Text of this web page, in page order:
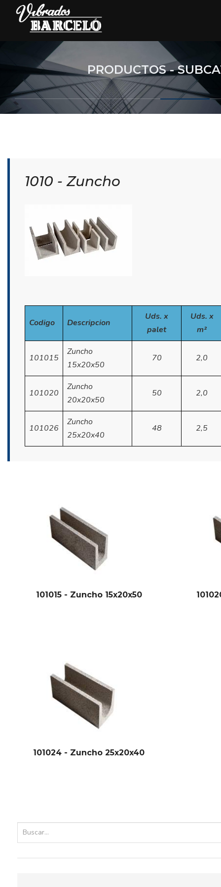
PRODUCTOS -
1010 - Zuncho
Codigo Descripcion
Uds. x
palet
Uds. x
m²
101015
Zuncho
15x20x50
70 2,0
101020
Zuncho
20x20x50
50 2,0
101026
Zuncho
25x20x40
48 2,5
101015 - Zuncho 15x20x50
101024 - Zuncho 25x20x40